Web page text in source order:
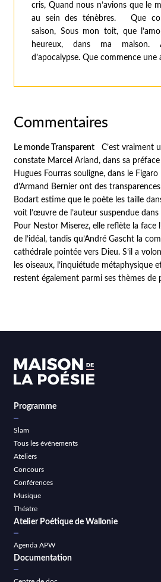
cris, Quand nous n’avions que le
au sein des ténèbres. Que
saison, Sous mon toit, que
heureux, dans ma maison.
d’apocalypse. Que commence une
Commentaires
Le monde Transparent C’est vraiment
constate Marcel Arland, dans sa préface
Hugues Fourras souligne, dans le
d’Armand Bernieront des transparences
Bodart estime que le poète les taille
voit l’œuvre de l’auteursuspendue
Pour Nestor Miserez,elle reflète la face
de l’idéa l, tandis qu’André Gascht la
cathédrale pointée vers Dieu. S’il a
les oiseaux, l’inquiétude métaphysique
restent également parmi ses thèmes de
Programme
Slam
Tous les événements
Ateliers
Concours
Conférences
Musique
Théatre
Atelier Poétique de Wallonie
Agenda APW
Documentation